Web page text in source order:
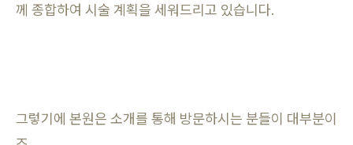
께 종합하여 시술 계획을 세워드리고 있습니다.
그렇기에 본원은 소개를 통해 방문하시는 분들이 대부분이